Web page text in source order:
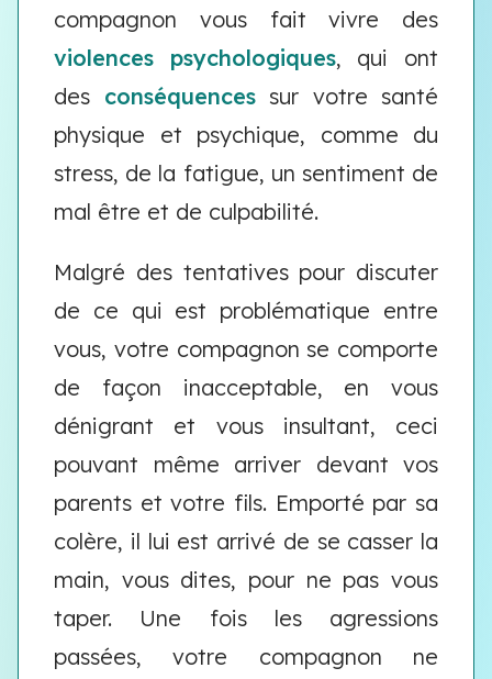
compagnon vous fait vivre des
violences psychologiques, qui ont
des conséquences sur votre santé
physique et psychique, comme du
stress, de la fatigue, un sentiment de
mal être et de culpabilité.
Malgré des tentatives pour discuter
de ce qui est problématique entre
vous, votre compagnon se comporte
de façon inacceptable, en vous
dénigrant et vous insultant, ceci
pouvant même arriver devant vos
parents et votre fils. Emporté par sa
colère, il lui est arrivé de se casser la
main, vous dites, pour ne pas vous
taper. Une fois les agressions
passées, votre compagnon ne